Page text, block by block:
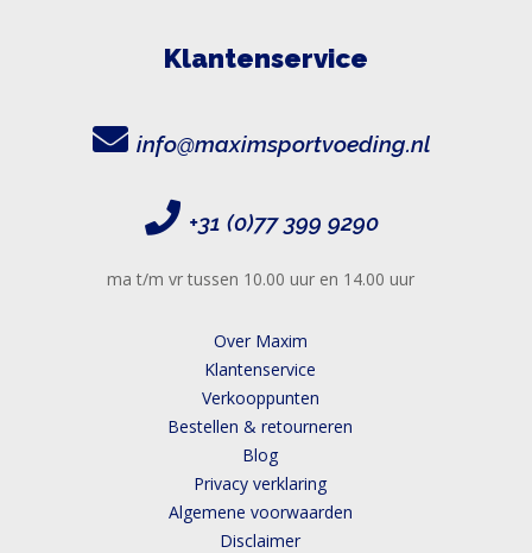
Klantenservice
info@maximsportvoeding.nl
+31 (0)77 399 9290
ma t/m vr tussen 10.00 uur en 14.00 uur
Over Maxim
Klantenservice
Verkooppunten
Bestellen & retourneren
Blog
Privacy verklaring
Algemene voorwaarden
Disclaimer